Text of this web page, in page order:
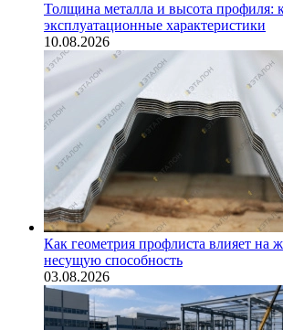
Толщина металла и высота профиля:
эксплуатационные характеристики
10.08.2026
Как геометрия профлиста влияет на
несущую способность
03.08.2026